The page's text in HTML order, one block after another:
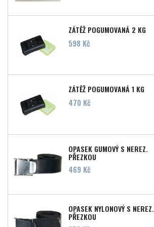
ZÁTĚŽ POGUMOVANÁ 2 KG
Cena
598 Kč
ZÁTĚŽ POGUMOVANÁ 1 KG
Cena
470 Kč
OPASEK GUMOVÝ S NEREZ.
PŘEZKOU
Cena
469 Kč
OPASEK NYLONOVÝ S NEREZ.
PŘEZKOU